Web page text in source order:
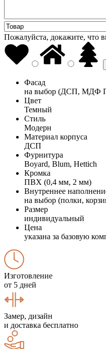
Пожалуйста, докажите, что
Фасад
на выбор (ДСП, МДФ
Цвет
Темный
Стиль
Модерн
Материал корпуса
ДСП
Фурнитура
Boyard, Blum, Hettich
Кромка
ПВХ (0,4 мм, 2 мм)
Внутреннее
на выбор (полки,
Размер
индивидуальный
Цена
указана за базовую
Изготовление
от 5 дней
Замер, дизайн
и доставка бесплатно